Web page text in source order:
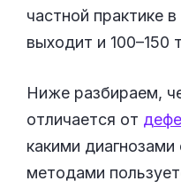
частной практике
выходит и 100–150
Ниже разбираем,
отличается от
какими
методами